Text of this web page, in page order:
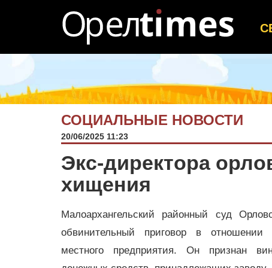
СОЦИАЛЬНЫЕ НОВОСТИ
20/06/2025 11:23
Экс-директора
хищения
Малоархангельский районный суд
обвинительный приговор в отношении
местного предприятия. Он признан